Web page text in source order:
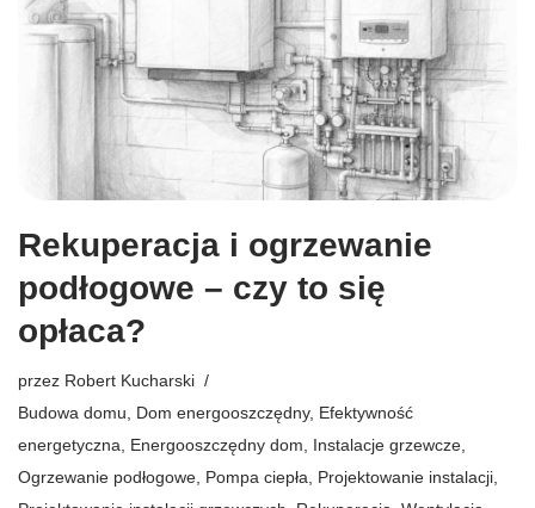
Rekuperacja i ogrzewanie
podłogowe – czy to się
opłaca?
przez Robert Kucharski
Budowa domu
Dom energooszczędny, Efektywność
energetyczna
Energooszczędny dom Instalacje grzewcze
Ogrzewanie podłogowe Pompa ciepła Projektowanie instalacji